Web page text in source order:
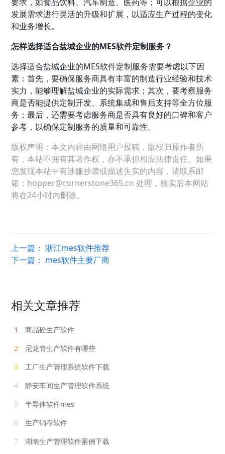
发展需求进行灵活的升级和扩展，以适应生产过程的变化
和业务增长。
怎样选择适合盐城企业的MES软件定制服务？
选择适合盐城企业的MES软件定制服务需要考虑以下因
素：首先，要确保服务商具有丰富的制造行业经验和技术
实力，能够理解盐城企业的实际需求；其次，要考察服务
商是否能提供定制开发、系统集成和售后支持等全方位服
务；最后，还需要考虑服务商是否具有良好的口碑和客户
参考，以确保定制服务的质量和可靠性。
版权声明：本文内容由网络用户投稿，版权归原作者所
有，本站不拥有其著作权，亦不承担相应法律责任。如果
您发现本站中有涉嫌抄袭或描述失实的内容，请联系邮
箱：hopper@cornerstone365.cn 处理，核实后本网站
将在24小时内删除。
上一篇：浙江mes软件推荐
下一篇： mes软件主要厂商
相关文章推荐
1
商品砼生产软件
2
尼龙管生产软件有哪些
3
工厂生产管理系统软件下载
4
静安车间生产管理软件系统
5
半导体软件mes
6
生产销存软件
7
湖南生产管理软件案例下载